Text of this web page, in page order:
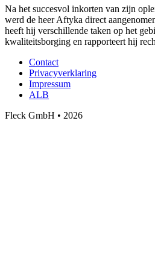
Na het succesvol inkorten van zijn
werd de heer Aftyka direct
heeft hij verschillende taken op het
kwaliteitsborging en rapporteert hij
Contact
Privacyverklaring
Impressum
ALB
Fleck GmbH • 2026